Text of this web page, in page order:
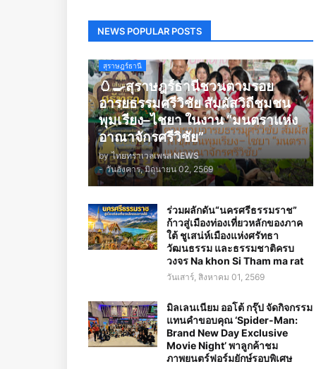
NEWS POPULAR POSTS
สุราษฎร์ธานี
🥚🍳สุราษฎร์ธานีชวนตามรอย
อารยธรรมศรีวิชัย สัมผัสวิถีชุมชน
พุมเรียง–ไชยา ในงาน “มนตราแห่ง
อาณาจักรศรีวิชัย”
by ไทยทราเวลเพรส NEWS
- วันอังคาร, มิถุนายน 02, 2569
ร่วมผลักดัน“นครศรีธรรมราช”
ก้าวสู่เมืองท่องเที่ยวหลักของภาค
ใต้ ชูเสน่ห์เมืองแห่งศรัทธา
วัฒนธรรม และธรรมชาติครบ
วงจร Na khon Si Tham ma rat
วันเสาร์, สิงหาคม 01, 2569
มิลเลนเนียม ออโต้ กรุ๊ป จัดกิจกรรม
แทนคำขอบคุณ ‘Spider-Man:
Brand New Day Exclusive
Movie Night’ พาลูกค้าชม
ภาพยนตร์ฟอร์มยักษ์รอบพิเศษ